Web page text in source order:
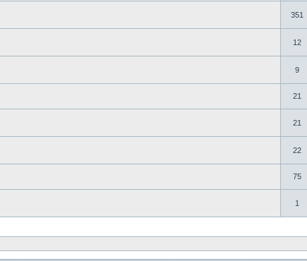
351
12
9
21
21
22
75
1